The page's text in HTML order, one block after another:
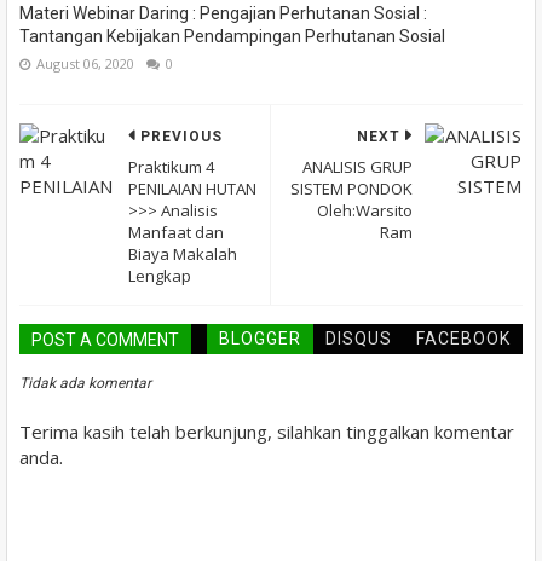
Materi Webinar Daring : Pengajian Perhutanan Sosial :
Tantangan Kebijakan Pendampingan Perhutanan Sosial
August 06, 2020 0
NEXT
ANALISIS GRUP
SISTEM PONDOK
Oleh:Warsito
Ram
PREVIOUS
Praktikum 4
PENILAIAN HUTAN
>>> Analisis
Manfaat dan
Biaya Makalah
Lengkap
POST A COMMENT BLOGGER DISQUS FACEBOOK
Tidak ada komentar
Terima kasih telah berkunjung, silahkan tinggalkan komentar
anda.